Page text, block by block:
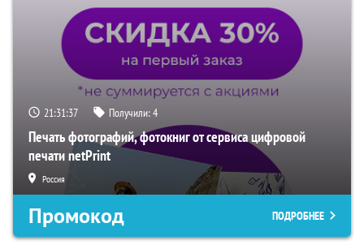
21:31:36 Получили:4
Печать фотографий, фотокниг от сервиса цифровой
печати netPrint
Россия
Промокод ПОДРОБНЕЕ